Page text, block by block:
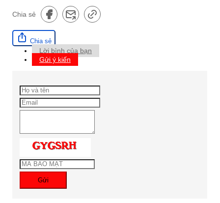
Chia sẻ
Chia sẻ
Lời bình của bạn
Gửi ý kiến
Gửi